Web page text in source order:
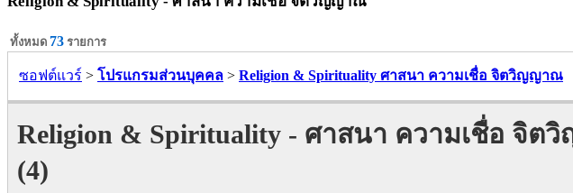
ทั้งหมด 73 รายการ
ซอฟต์แวร์ > โปรแกรมส่วนบุคคล > Religion & Spirituality ศาสนา ความเชื่อ จิตวิญญาณ
Religion & Spirituality - ศาสนา ความเชื่อ จิ
(4)